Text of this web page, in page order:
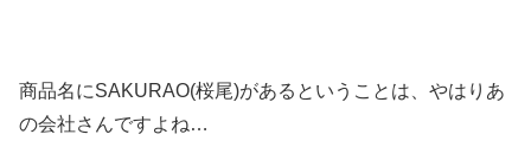
商品名にSAKURAO(桜尾)があるということは、やはりあ
の会社さんですよね…